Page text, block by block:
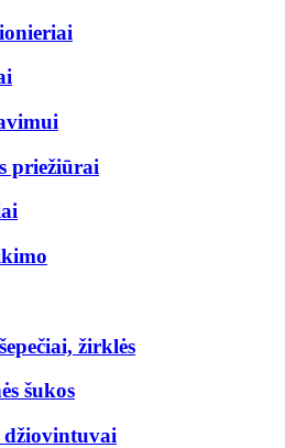
priežiūrai
žirklės
šukos